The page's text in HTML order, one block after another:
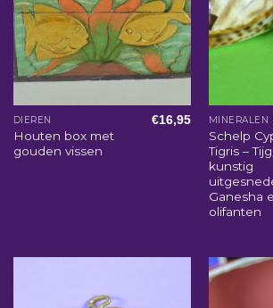
DIEREN
Houten box met
gouden vissen
€16,95
Schelp
Tigris –
kunstig
Ganesha
olifanten